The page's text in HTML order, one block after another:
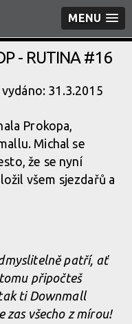
MENU
- RUTINA #16
vydáno: 31.3.2015
Prokopa,
Michal se
že se nyní
všem sjezdařů a
patří, ať
připočteš
ti Downmall
všecho z mírou!